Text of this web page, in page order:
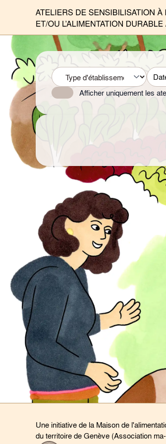
Afficher uniquement les
Une initiative de la Maison de
du territoire de Genève (Association